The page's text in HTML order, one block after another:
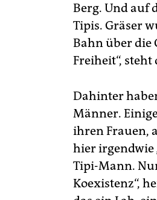
Das
ADFC
Aktion
Ein
Raum,
Berg. Und auf
Tipis. Gräser
Bahn über die
Freiheit“,
Dahinter
Männer.
ihren Frauen,
hier irgendwie
Tipi-Mann.
Koexistenz“,